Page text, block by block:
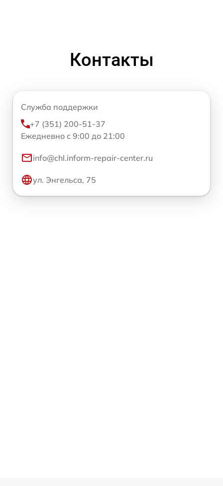
Контакты
Служба поддержки
+7 (351) 200-51-37
Ежедневно с 9:00 до 21:00
info@chl.inform-repair-center.ru
ул. Энгельса, 75